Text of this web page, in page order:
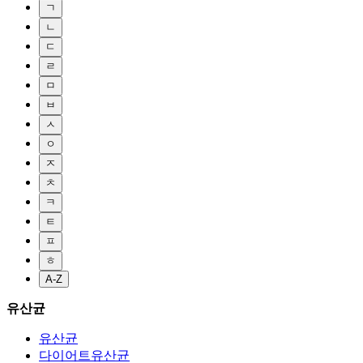
ㄱ
ㄴ
ㄷ
ㄹ
ㅁ
ㅂ
ㅅ
ㅇ
ㅈ
ㅊ
ㅋ
ㅌ
ㅍ
ㅎ
A-Z
유산균
유산균
다이어트유산균